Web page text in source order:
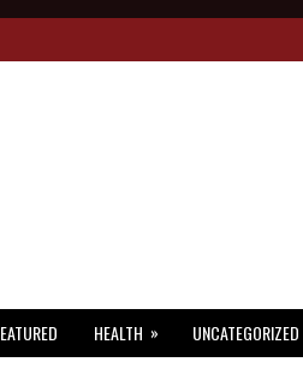
HEALTH » UNCATEGORIZED